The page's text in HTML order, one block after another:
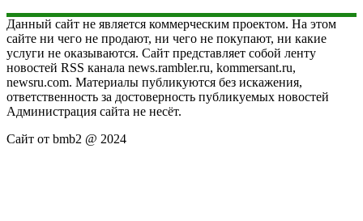
Данный сайт не является коммерческим проектом. На этом
сайте ни чего не продают, ни чего не покупают, ни какие
услуги не оказываются. Сайт представляет собой ленту
новостей RSS канала news.rambler.ru, kommersant.ru,
newsru.com. Материалы публикуются без искажения,
ответственность за достоверность публикуемых новостей
Администрация сайта не несёт.
Сайт от bmb2 @ 2024